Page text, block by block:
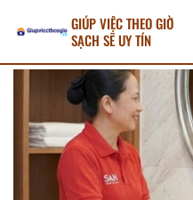
qua
GIÚP VIỆC THEO GIỜ
SẠCH SẼ UY TÍN